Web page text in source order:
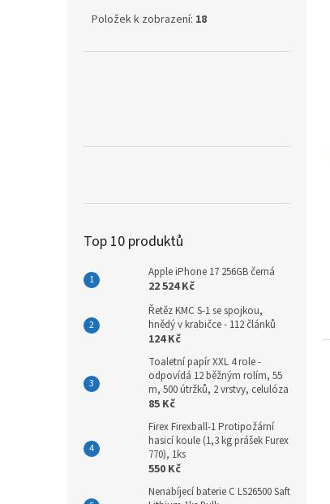
Položek k zobrazení: 18
Top 10 produktů
Apple iPhone 17 256GB černá
22 524 Kč
Řetěz KMC S-1 se spojkou,
hnědý v krabičce - 112 článků
124 Kč
Toaletní papír XXL 4 role -
odpovídá 12 běžným rolím, 55
m, 500 útržků, 2 vrstvy, celulóza
85 Kč
Firex Firexball-1 Protipožární
hasicí koule (1,3 kg prášek Furex
770), 1ks
550 Kč
Nenabíjecí baterie C LS26500 Saft